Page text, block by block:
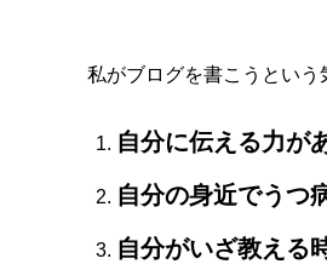
私がブログを書こうという
自分に伝える力が
自分の身近でうつ
自分がいざ教える